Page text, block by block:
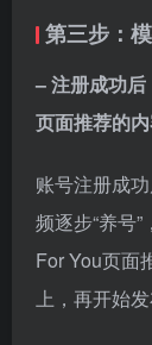
第三步：
– 注册成功
页面推荐的
账号注册成
频逐步“养号
For You页面
上，再开始发